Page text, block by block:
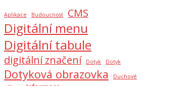
Aplikace Budoucnost CMS
Digitální menu
Digitální tabule
digitální značení Dotyk Dotyk
Dotyková obrazovka
Duchové